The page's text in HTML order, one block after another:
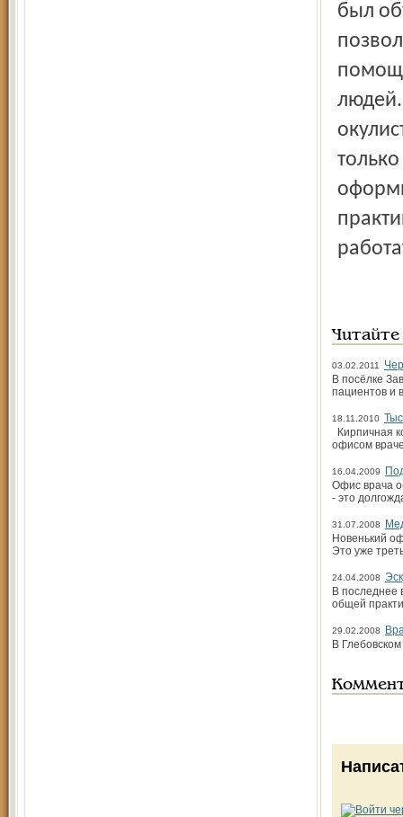
был
людей.
03.02.2011
В посёлке
пациентов и
18.11.2010
Кирпичная
офисом
16.04.2009
Офис врача
- это
31.07.2008
Новенький
Это уже
24.04.2008
В последнее
общей
29.02.2008
В